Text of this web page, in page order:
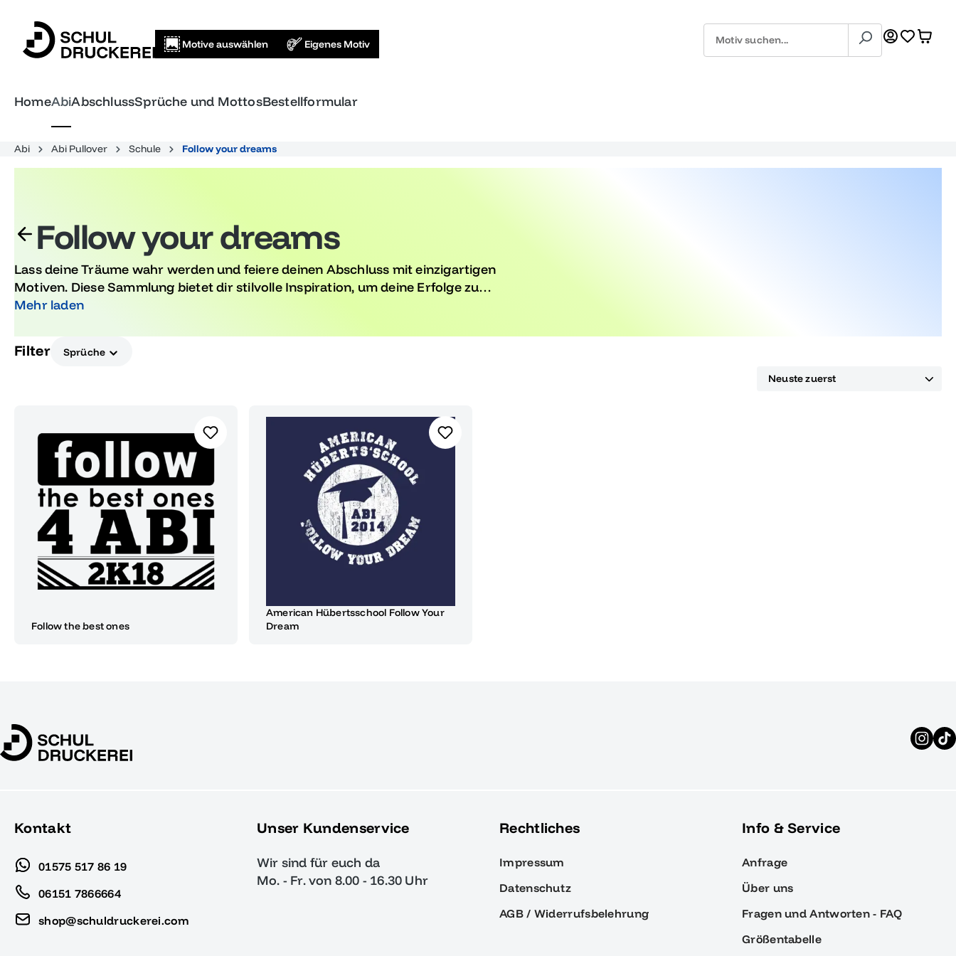
Motive auswählen Eigenes Motiv
HomeAbiAbschlussSprüche und MottosBestellformular
Abi Abi Pullover Schule Follow your dreams
Follow your dreams
Lass deine Träume wahr werden und feiere deinen Abschluss mit einzigartigen
Motiven. Diese Sammlung bietet dir stilvolle Inspiration, um deine Erfolge zu
feiern und die nächste Etappe deines Lebens mit Zuversicht zu begrüßen.
Mehr laden
Filter Sprüche
Follow the best ones
American Hübertsschool Follow Your
Dream
Kontakt
01575 517 86 19
06151 7866664
shop@schuldruckerei.com
Unser Kundenservice
Wir sind für euch da
Mo. - Fr. von 8.00 - 16.30 Uhr
Rechtliches
Impressum
Datenschutz
AGB / Widerrufsbelehrung
Info & Service
Anfrage
Über uns
Fragen und Antworten - FAQ
Größentabelle